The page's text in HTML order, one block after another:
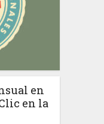
en
en la